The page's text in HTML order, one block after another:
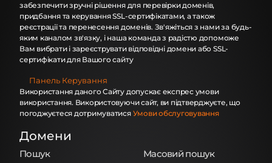
забезпечити зручні рішення для перевірки доменів,
придбання та керування SSL-сертифікатами, а також
реєстрації та перенесення доменів. Зв'яжіться з нами за будь-
яким каналом зв'язку, і наша команда з радістю допоможе
Вам вибрати і зареєструвати відповідні домени або SSL-
сертифікати для Вашого сайту
Панель Керування
Використання даного Сайту допускає експрес умови
використання. Використовуючи сайт, ви підтверджуєте, що
погоджуєтеся дотримуватися Умови обслуговування
Домени
Пошук Масовий пошук